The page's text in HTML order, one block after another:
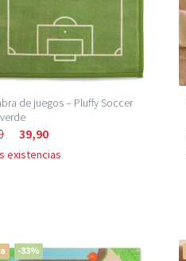
de juegos – Pluffy Soccer
39,90
existencias
-33%